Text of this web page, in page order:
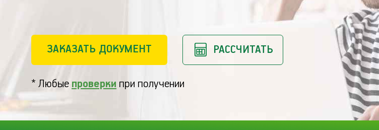
ЗАКАЗАТЬ ДОКУМЕНТ РАССЧИТАТЬ
* Любые проверки при получении